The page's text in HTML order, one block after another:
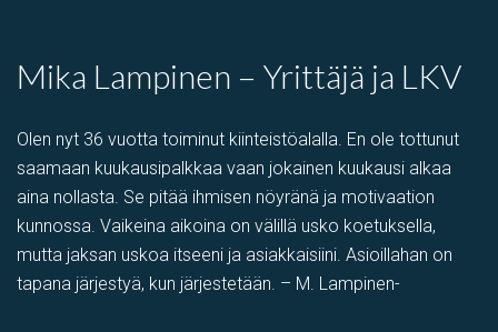
Mika Lampinen – Yrittäjä ja LKV
Olen nyt 36 vuotta toiminut kiinteistöalalla. En ole tottunut
saamaan kuukausipalkkaa vaan jokainen kuukausi alkaa
aina nollasta. Se pitää ihmisen nöyränä ja motivaation
kunnossa. Vaikeina aikoina on välillä usko koetuksella,
mutta jaksan uskoa itseeni ja asiakkaisiini. Asioillahan on
tapana järjestyä, kun järjestetään. – M. Lampinen-